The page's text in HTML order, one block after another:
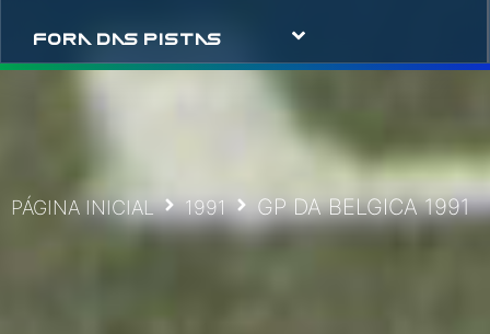
FORA DAS PISTAS
PÁGINA INICIAL 1991 GP DA BELGICA 1991